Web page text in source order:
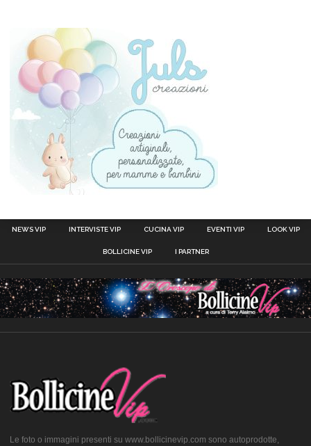
NEWS VIP INTERVISTE VIP CUCINA VIP EVENTI VIP LOOK VIP
BOLLICINE VIP I PARTNER
Le foto o immagini presenti su www.bollicinevip.com sono autoprodotte,